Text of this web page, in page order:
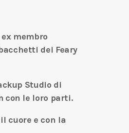
membro
dei Feary
Studio di
con le loro parti.
cuore e con la